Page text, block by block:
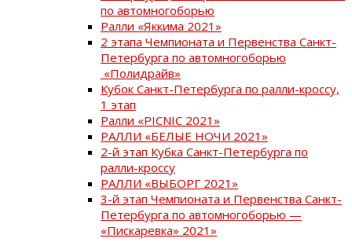
по автомногоборью
Ралли «Яккима 2021»
2 этапа Чемпионата и Первенства Санкт-
Петербурга по автомногоборью
«Полидрайв»
Кубок Санкт-Петербурга по ралли-кроссу,
1 этап
Ралли «PICNIC 2021»
РАЛЛИ «БЕЛЫЕ НОЧИ 2021»
2-й этап Кубка Санкт-Петербурга по
ралли-кроссу
РАЛЛИ «ВЫБОРГ 2021»
3-й этап Чемпионата и Первенства Санкт-
Петербурга по автомногоборью —
«Пискаревка» 2021»